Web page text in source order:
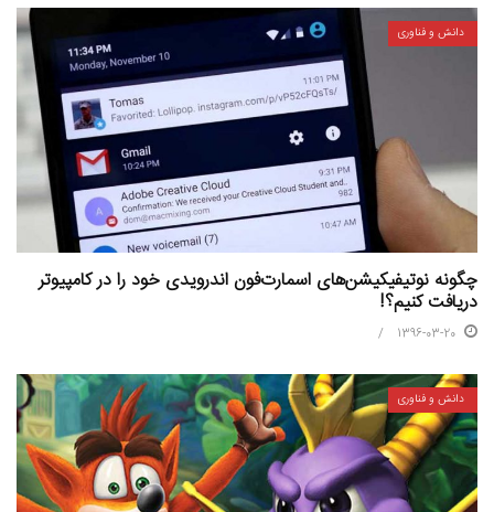
دانش و فناوری
چگونه نوتیفیکیشن‌های اسمارت‌فون اندرویدی خود را در کامپیوتر
دریافت کنیم؟!
1396-03-20
دانش و فناوری